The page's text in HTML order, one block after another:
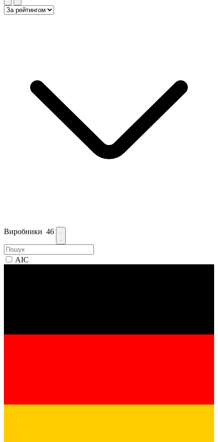
Виробники 46
AIC